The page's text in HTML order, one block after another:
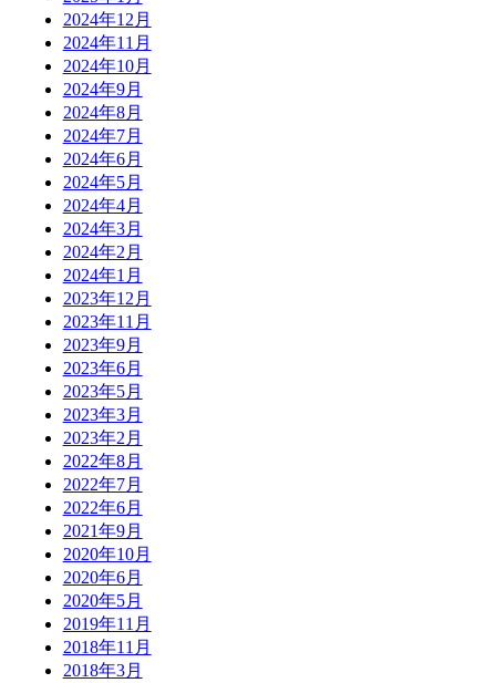
2024年12月
2024年11月
2024年10月
2024年9月
2024年8月
2024年7月
2024年6月
2024年5月
2024年4月
2024年3月
2024年2月
2024年1月
2023年12月
2023年11月
2023年9月
2023年6月
2023年5月
2023年3月
2023年2月
2022年8月
2022年7月
2022年6月
2021年9月
2020年10月
2020年6月
2020年5月
2019年11月
2018年11月
2018年3月